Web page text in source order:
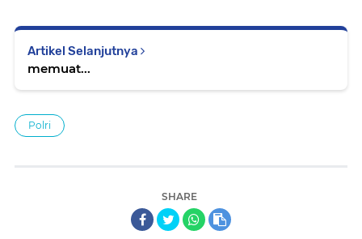
Artikel Selanjutnya
memuat...
Polri
SHARE